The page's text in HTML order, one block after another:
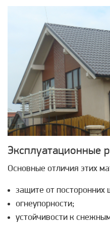
Эксплуатационные
Основные отличия этих
защите от посторонних
огнеупорности;
устойчивости к